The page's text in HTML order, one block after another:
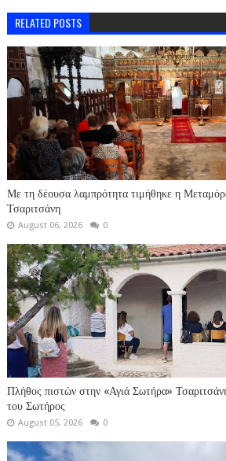
RELATED POSTS
Με τη δέουσα λαμπρότητα τιμήθηκε η
Τσαριτσάνη
August 06, 2026 0
Πλήθος πιστών στην «Αγιά Σωτήρα»
του Σωτήρος
August 05, 2026 0